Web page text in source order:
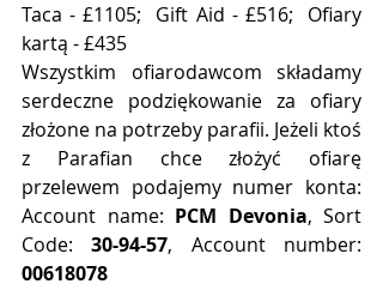
Taca - £1105;  Gift Aid - £516;  Ofiary
kartą - £435
Wszystkim ofiarodawcom składamy
serdeczne podziękowanie za ofiary
złożone na potrzeby parafii. Jeżeli ktoś
z Parafian chce złożyć ofiarę
przelewem podajemy numer konta:
Account name: PCM Devonia, Sort
Code: 30-94-57
00618078